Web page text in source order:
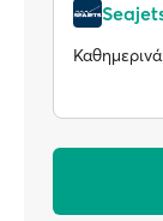
Καθημερινά